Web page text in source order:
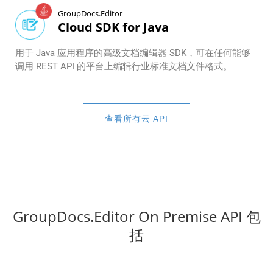
GroupDocs.Editor
Cloud SDK for Java
用于 Java 应用程序的高级文档编辑器 SDK，可在任何能够
调用 REST API 的平台上编辑行业标准文档文件格式。
查看所有云 API
GroupDocs.Editor On Premise API 包
括